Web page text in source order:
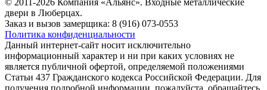
© 2011-2026 Компания «Альянс». Входные металлические
двери в Люберцах.
Заказ и вызов замерщика: 8 (916) 073-0553
Политика конфиденциальности
Данный интернет-сайт носит исключительно
информационный характер и ни при каких условиях не
является публичной офертой, определяемой положениями
Статьи 437 Гражданского кодекса Российской Федерации. Для